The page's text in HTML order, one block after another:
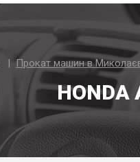
Прокат машин в
HONDA